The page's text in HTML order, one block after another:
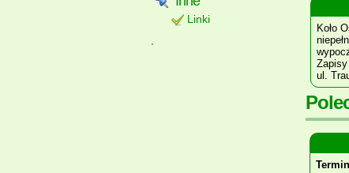
Linki
Koło
ul.